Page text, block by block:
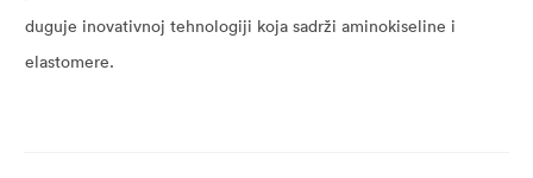
duguje inovativnoj tehnologiji koja sadrži aminokiseline i
elastomere.